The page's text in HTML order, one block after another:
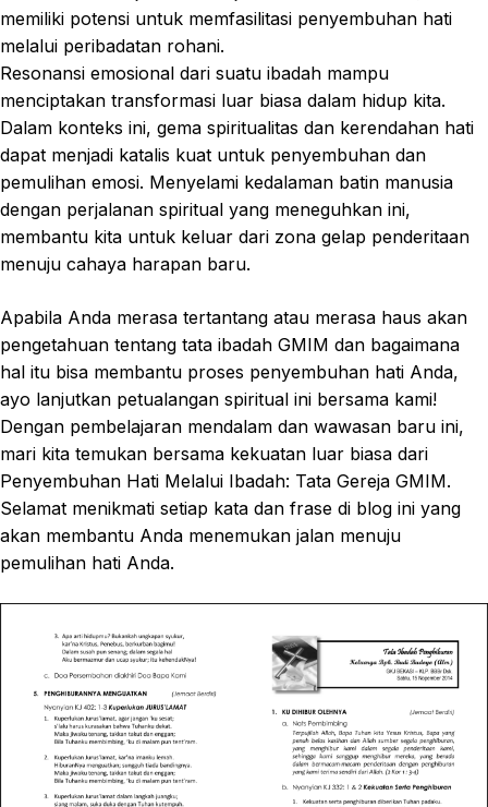
memiliki potensi untuk memfasilitasi penyembuhan hati
melalui peribadatan rohani.
Resonansi emosional dari suatu ibadah mampu
menciptakan transformasi luar biasa dalam hidup kita.
Dalam konteks ini, gema spiritualitas dan kerendahan hati
dapat menjadi katalis kuat untuk penyembuhan dan
pemulihan emosi. Menyelami kedalaman batin manusia
dengan perjalanan spiritual yang meneguhkan ini,
membantu kita untuk keluar dari zona gelap penderitaan
menuju cahaya harapan baru.
Apabila Anda merasa tertantang atau merasa haus akan
pengetahuan tentang tata ibadah GMIM dan bagaimana
hal itu bisa membantu proses penyembuhan hati Anda,
ayo lanjutkan petualangan spiritual ini bersama kami!
Dengan pembelajaran mendalam dan wawasan baru ini,
mari kita temukan bersama kekuatan luar biasa dari
Penyembuhan Hati Melalui Ibadah: Tata Gereja GMIM.
Selamat menikmati setiap kata dan frase di blog ini yang
akan membantu Anda menemukan jalan menuju
pemulihan hati Anda.